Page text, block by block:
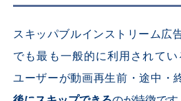
スキッパブルインストリーム広
でも最も一般的に利用されてい
ユーザーが動画再生前・途中・